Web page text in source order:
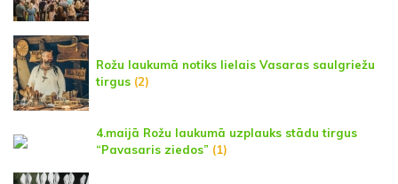
Rožu laukumā notiks lielais Vasaras saulgriežu
tirgus (2)
4.maijā Rožu laukumā uzplauks stādu tirgus
“Pavasaris ziedos” (1)